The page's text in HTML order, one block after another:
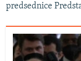
predsednice